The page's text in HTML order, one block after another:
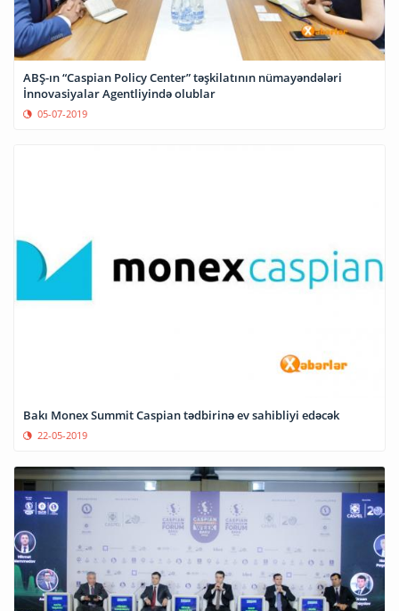
ABŞ-ın “Caspian Policy Center” təşkilatının nümayəndələri
İnnovasiyalar Agentliyində olublar
05-07-2019
Bakı Monex Summit Caspian tədbirinə ev sahibliyi edəcək
22-05-2019